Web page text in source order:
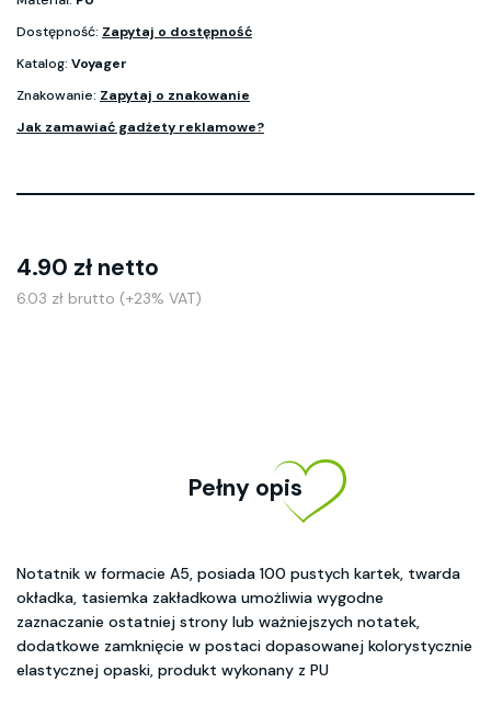
Dostępność: Zapytaj o dostępność
Katalog: Voyager
Znakowanie: Zapytaj o znakowanie
Jak zamawiać gadżety reklamowe?
4.90 zł netto
6.03 zł brutto (+23% VAT)
Pełny opis
Notatnik w formacie A5, posiada 100 pustych kartek, twarda
okładka, tasiemka zakładkowa umożliwia wygodne
zaznaczanie ostatniej strony lub ważniejszych notatek,
dodatkowe zamknięcie w postaci dopasowanej kolorystycznie
elastycznej opaski, produkt wykonany z PU